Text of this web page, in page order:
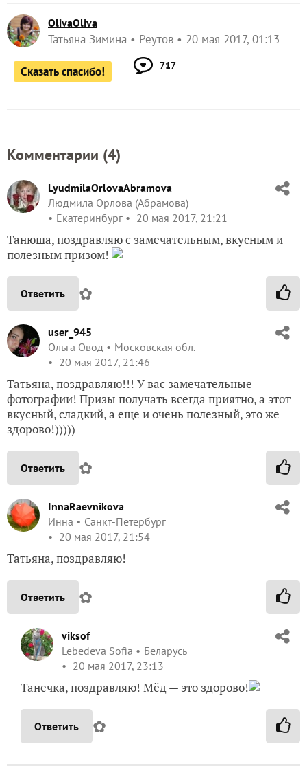
OlivaOliva
Татьяна Зимина Реутов 20 мая 2017, 01:13
Сказать спасибо! 717
Комментарии (4)
LyudmilaOrlovaAbramova
Людмила Орлова (Абрамова)
Екатеринбург
20 мая 2017, 21:21
Танюша, поздравляю с замечательным, вкусным и
полезным призом!
Ответить ✿
user_945
Ольга Овод
Московская обл.
20 мая 2017, 21:46
Татьяна, поздравляю!!! У вас замечательные
фотографии! Призы получать всегда приятно, а этот
вкусный, сладкий, а еще и очень полезный, это же
здорово!)))))
Ответить ✿
InnaRaevnikova
Инна
Санкт-Петербург
20 мая 2017, 21:54
Татьяна, поздравляю!
Ответить ✿
viksof
Lebedeva Sofia
Беларусь
20 мая 2017, 23:13
Танечка, поздравляю! Мёд — это здорово!
Ответить ✿